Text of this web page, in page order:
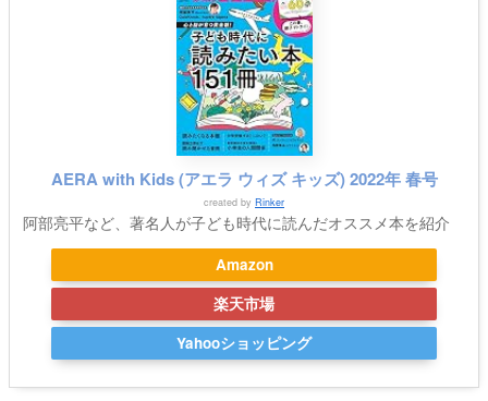
AERA with Kids (アエラ ウィズ キッズ) 2022年 春号
created by Rinker
阿部亮平など、著名人が子ども時代に読んだオススメ本を紹介
Amazon
楽天市場
Yahooショッピング